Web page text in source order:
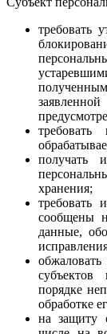
требовать
получать
хранения;
требовать
сообщены
данные,
порядке
обработке
на защиту